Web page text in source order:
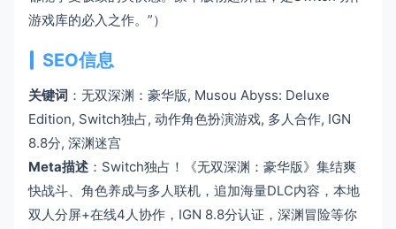
游戏库的必入之作。”）
SEO信息
关键词 ：无双深渊：豪华版, Musou Abyss: Deluxe
Edition, Switch独占, 动作角色扮演游戏, 多人合作, IGN
8.8分, 深渊迷宫
Meta描述 ：Switch独占！《无双深渊：豪华版》集结爽
快战斗、角色养成与多人联机，追加海量DLC内容，本地
双人分屏+在线4人协作，IGN 8.8分认证，深渊冒险等你